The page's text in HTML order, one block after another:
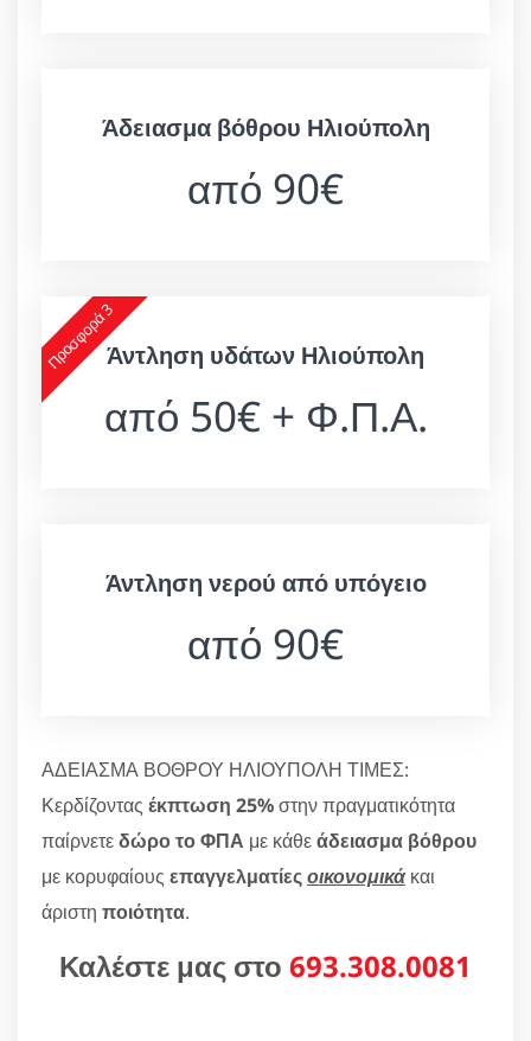
Άδειασμα βόθρου Ηλιούπολη
από 90€
Προσφορά 3Άντληση υδάτων Ηλιούπολη
από 50€ + Φ.Π.Α.
Άντληση νερού από υπόγειο
από 90€
ΑΔΕΙΑΣΜΑ ΒΟΘΡΟΥ ΗΛΙΟΥΠΟΛΗ ΤΙΜΕΣ:
Κερδίζοντας έκπτωση 25%στην πραγματικότητα
παίρνετεδώρο το ΦΠΑ με κάθεάδειασμα βόθρου
με κορυφαίους επαγγελματίεςοικονομικάκαι
άριστη ποιότητα.
Καλέστε μας στο 693.308.0081